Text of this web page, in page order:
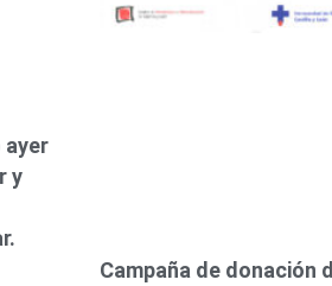
ayer
y
Campaña de donación